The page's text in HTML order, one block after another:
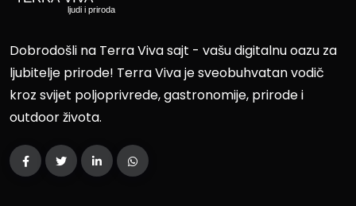
Dobrodošli na Terra Viva sajt - vašu digitalnu oazu za
ljubitelje prirode! Terra Viva je sveobuhvatan vodič
kroz svijet poljoprivrede, gastronomije, prirode i
outdoor života.